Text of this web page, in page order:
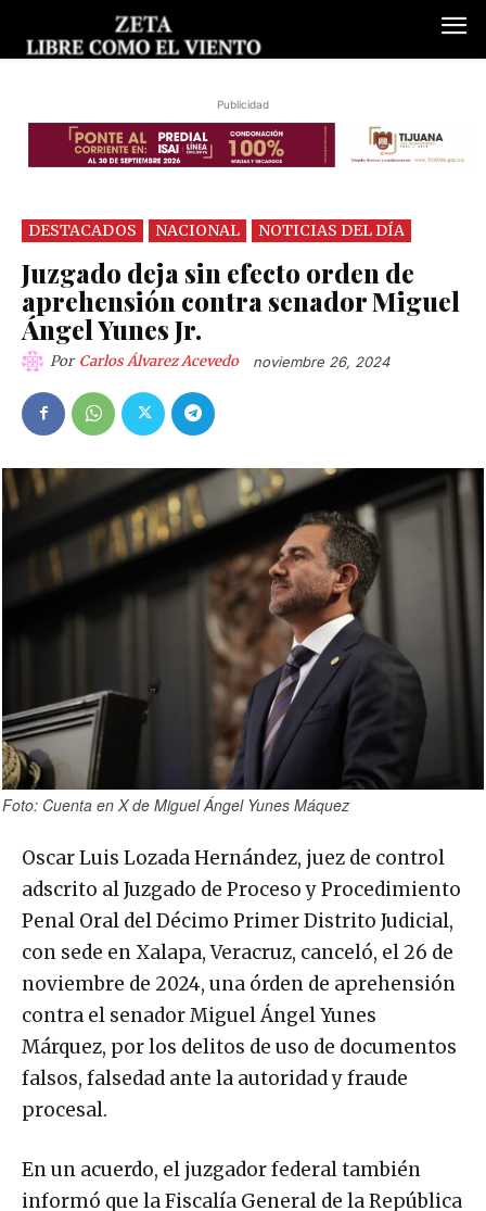
Publicidad
DESTACADOS NACIONAL NOTICIAS DEL DÍA
Juzgado deja sin efecto orden de
aprehensión contra senador Miguel
Ángel Yunes Jr.
Por Carlos Álvarez Acevedo noviembre 26, 2024
Foto: Cuenta en X de Miguel Ángel Yunes Máquez
Oscar Luis Lozada Hernández, juez de control
adscrito al Juzgado de Proceso y Procedimiento
Penal Oral del Décimo Primer Distrito Judicial,
con sede en Xalapa, Veracruz, canceló, el 26 de
noviembre de 2024, una órden de aprehensión
contra el senador Miguel Ángel Yunes
Márquez, por los delitos de uso de documentos
falsos, falsedad ante la autoridad y fraude
procesal.
En un acuerdo, el juzgador federal también
informó que la Fiscalía General de la República